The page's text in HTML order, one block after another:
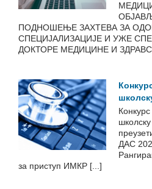
ПОДНОШЕЊЕ ЗАХТЕВА ЗА
СПЕЦИЈАЛИЗАЦИЈЕ И УЖЕ
ДОКТОРЕ МЕДИЦИНЕ И
ДАС
за приступ ИМКР [...]